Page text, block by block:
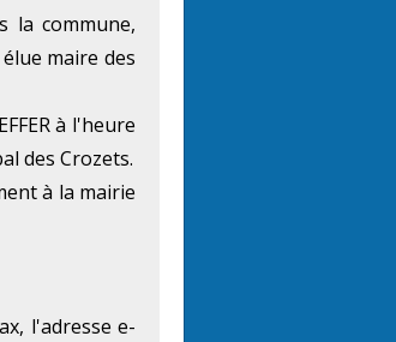
la commune,
maire des
à l'heure
des Crozets.
à la mairie
l'adresse e-